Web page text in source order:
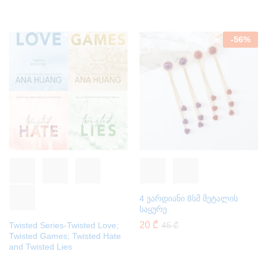
Twisted Series-Twisted Love;
Twisted Games; Twisted Hate
and Twisted Lies
-56%
4 ვარდიანი 8სმ მეტალის
საყურე
20 ₾ 45₾